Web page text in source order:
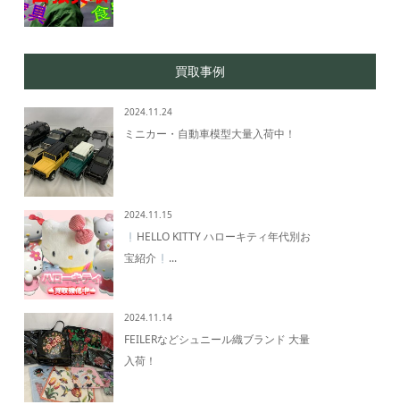
買取事例
2024.11.24
ミニカー・自動車模型大量入荷中！
2024.11.15
HELLO KITTY ハローキティ年代別お
宝紹介
...
2024.11.14
FEILERなどシュニール織ブランド 大量
入荷！